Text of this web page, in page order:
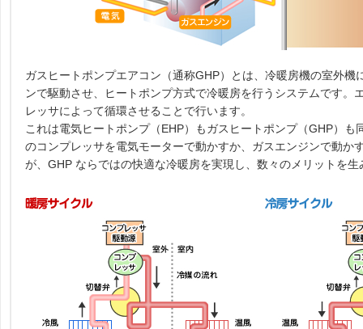
ガスヒートポンプエアコン（通称GHP）とは、冷暖房機の室外機
ンで駆動させ、ヒートポンプ方式で冷暖房を行うシステムです。
レッサによって循環させることで行います。
これは電気ヒートポンプ（EHP）もガスヒートポンプ（GHP）も
のコンプレッサを電気モーターで動かすか、ガスエンジンで動か
が、GHP ならではの快適な冷暖房を実現し、数々のメリットを